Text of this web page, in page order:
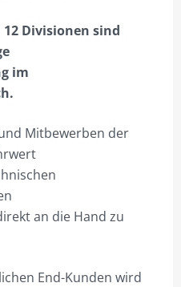
Divisionen sind
im
Mitbewerben der
an die Hand zu
End-Kunden wird